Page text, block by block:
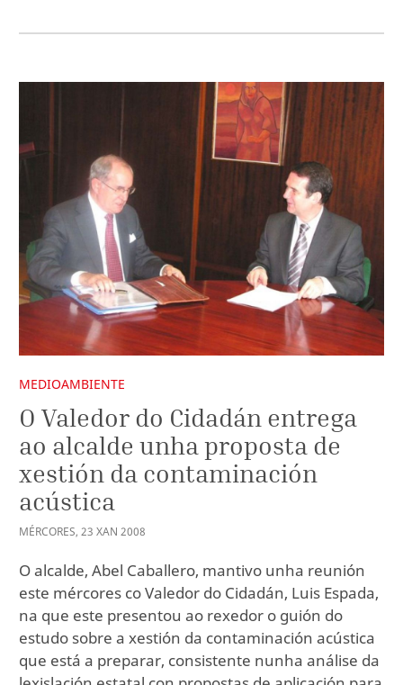
MEDIOAMBIENTE
O Valedor do Cidadán entrega
ao alcalde unha proposta de
xestión da contaminación
acústica
MÉRCORES, 23 XAN 2008
O alcalde, Abel Caballero, mantivo unha reunión
este mércores co Valedor do Cidadán, Luis Espada,
na que este presentou ao rexedor o guión do
estudo sobre a xestión da contaminación acústica
que está a preparar, consistente nunha análise da